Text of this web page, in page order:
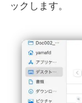
ックします。